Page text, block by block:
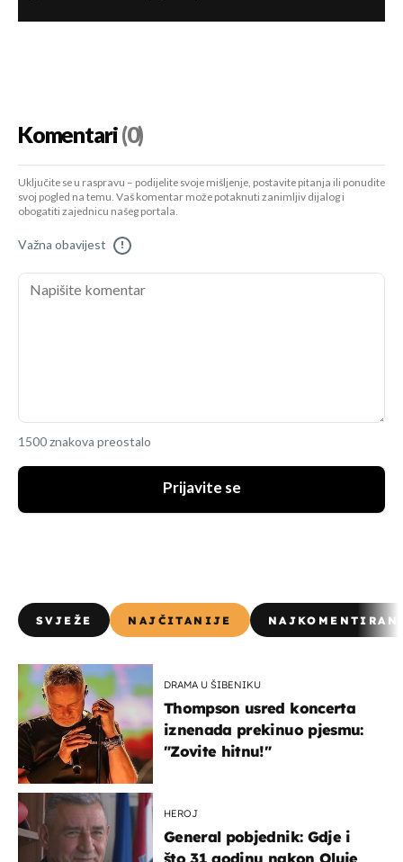
Komentari(0)
Uključite se u raspravu – podijelite svoje mišljenje, postavite pitanja ili ponudite
svoj pogled na temu. Vaš komentar može potaknuti zanimljiv dijalog i
obogatiti zajednicu našeg portala.
Važna obavijest !
1500 znakova preostalo
Prijavite se
SVJEŽE NAJČITANIJE
DRAMA U ŠIBENIKU
Thompson usred koncerta
iznenada prekinuo pjesmu:
"Zovite hitnu!"
HEROJ
General pobjednik: Gdje i
što 31 godinu nakon Oluje